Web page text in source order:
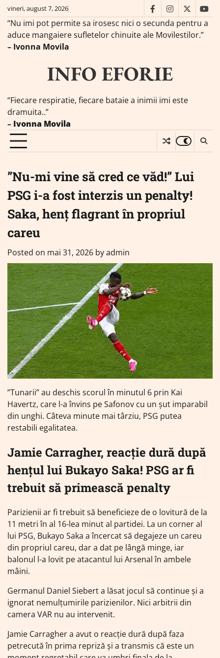
Skip
content
vineri, august 7, 2026 facebookinstagram
twitter
“Nu imi pot permite sa irosesc nici o secunda pentru a
aduce mangaiere sufletelor chinuite ale Movilestilor.”
– Ivonna Movila
INFO EFORIE
“Fiecare respiratie, fiecare bataie a inimii imi este
dramuita..”
– Ivonna Movila
”Nu-mi vine să cred ce văd!” Lui
PSG i-a fost interzis un penalty!
Saka, henț flagrant în propriul
careu
Posted on mai 31, 2026 byadmin
”Tunarii” au deschis scorul în minutul 6 prin Kai
Havertz, care l-a învins pe Safonov cu un șut imparabil
din unghi. Câteva minute mai târziu, PSG putea
restabili egalitatea.
Jamie Carragher, reacție dură după
hențul lui Bukayo Saka! PSG ar fi
trebuit să primească penalty
Parizienii ar fi trebuit să beneficieze de o lovitură de la
11 metri în al 16-lea minut al partidei. La un corner al
lui PSG, Bukayo Saka a încercat să degajeze un careu
din propriul careu, dar a dat pe lângă minge, iar
balonul l-a lovit pe atacantul lui Arsenal în ambele
mâini.
Germanul Daniel Siebert a lăsat jocul să continue și a
ignorat nemulțumirile parizienilor. Nici arbitrii din
camera VAR nu au intervenit.
Jamie Carragher a avut o reacție dură după faza
petrecută în prima repriză și a transmis că este un